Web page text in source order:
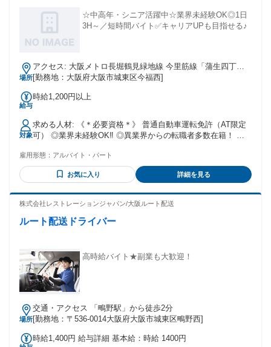
☆中高年・シニア活躍中☆業界未経験OK◎1日
3H～／短時間バイト✅キャリアUPも目指せる♪
場所
アクセス: 大阪メトロ長堀鶴見緑地線 今里筋線「蒲生四丁
目」駅より徒歩5分
[勤務地：大阪府大阪市城東区今福西]
給与
時給1,200円以上
対象
求める人材: 《＊必要資格＊》 普通自動車運転免許（AT限定
可） ◎業界未経験OK‼ ◎異業界からの転職者多数在籍！ ◎
ーク・副業OK‼ ◎職歴・学歴不問 こんな方にオススメ ✥⁎-----
-------------------⁎✥ 『リタイア後も やりがいのある仕事がした
い！』 『中高年からの セカンドキャリアがほしい！』 『子
ドライバーとして子どもたちの教育を 支える仕事をしてみま
雇用形態： アルバイト・パート
お気に入り 詳細を見る
株式会社レストレーションジャパン/大阪ルート配送
ルート配送ドライバー
高時給バイト★副業も大歓迎！
場所
交通・アクセス 「鴫野駅」から徒歩2分
[勤務地：〒536-0014大阪府大阪市城東区鴫野西]
時給1,400円 給与詳細 基本給：時給 1400円